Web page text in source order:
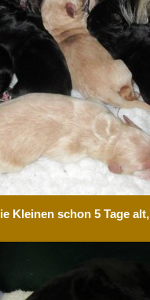
Kleinen schon 5 Tage alt,